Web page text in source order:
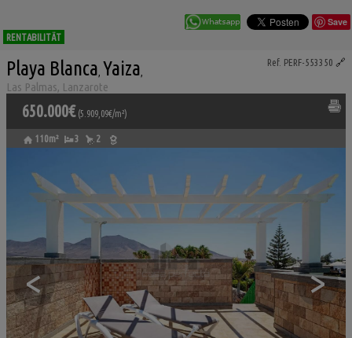
Save
RENTABILITÄT
Ref. PERF-553350 🔗
Playa Blanca Yaiza
Las Palmas, Lanzarote
650.000€ (5.909,09€/m²)
110m² 3 2
< >